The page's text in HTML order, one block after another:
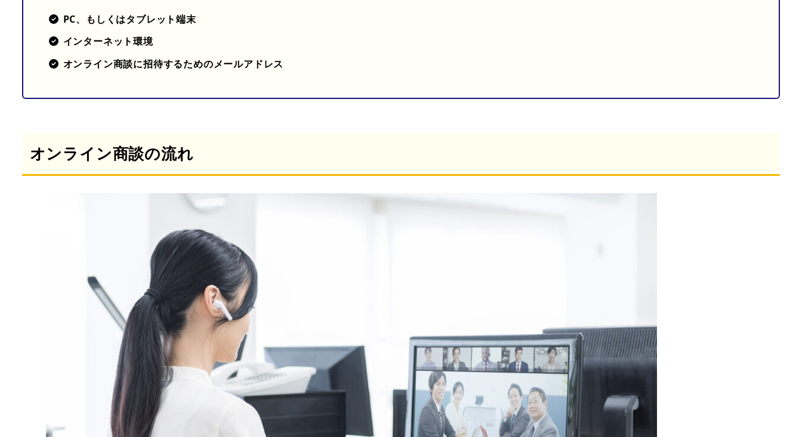
PC、もしくはタブレット端末
インターネット環境
オンライン商談に招待するためのメールアドレス
オンライン商談の流れ